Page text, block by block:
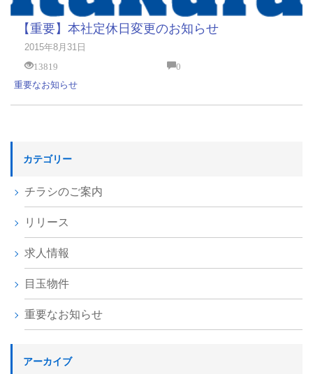
【重要】本社定休日変更のお知らせ
2015年8月31日
13819
0
重要なお知らせ
カテゴリー
チラシのご案内
リリース
求人情報
目玉物件
重要なお知らせ
アーカイブ